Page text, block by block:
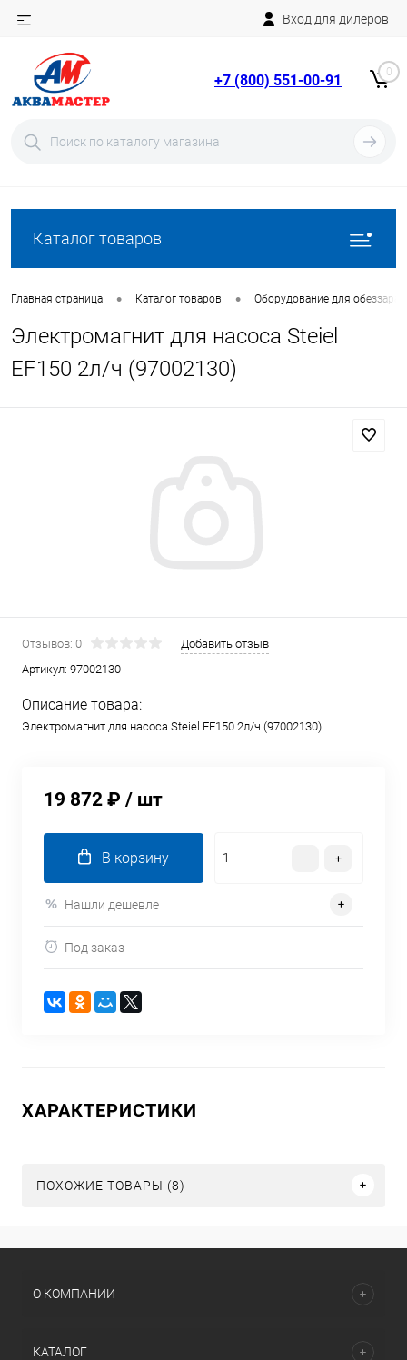
Вход для дилеров
+7 (800) 551-00-91 0
Каталог товаров
Главная страница • Каталог товаров • Оборудование для
Электромагнит для насоса Steiel
EF150 2л/ч (97002130)
Отзывов: 0
Добавить отзыв
Артикул: 97002130
Описание товара:
Электромагнит для насоса Steiel EF150 2л/ч (97002130)
19 872 ₽ / шт
В корзину
Нашли дешевле
Под заказ
ХАРАКТЕРИСТИКИ
ПОХОЖИЕ ТОВАРЫ (8)
О КОМПАНИИ
КАТАЛОГ